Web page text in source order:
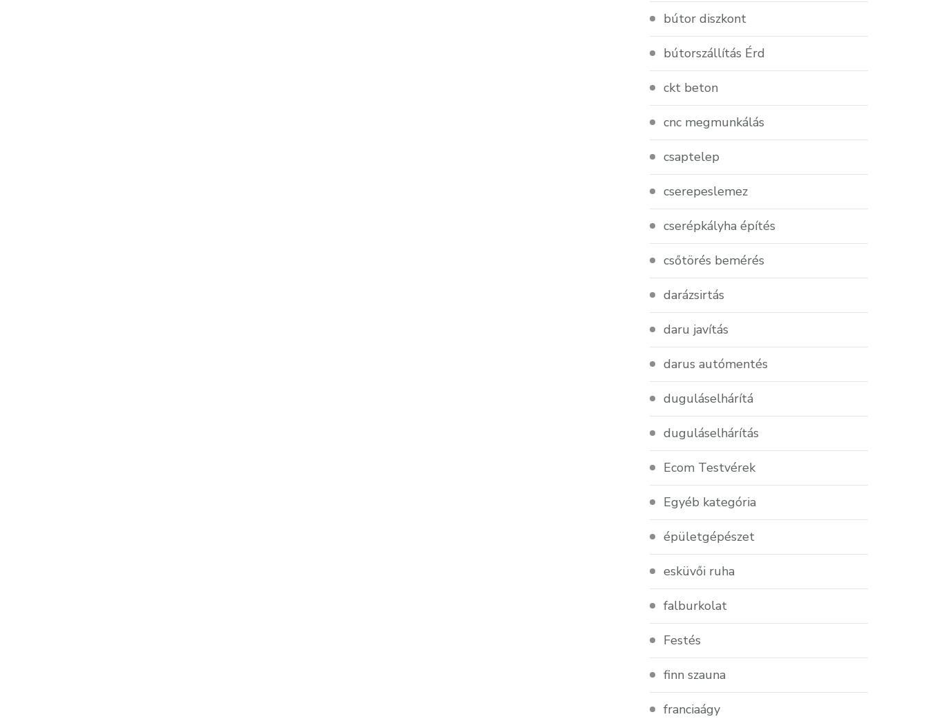
bútor diszkont
bútorszállítás Érd
ckt beton
cnc megmunkálás
csaptelep
cserepeslemez
cserépkályha építés
csőtörés bemérés
darázsirtás
daru javítás
darus autómentés
duguláselhárítá
duguláselhárítás
Ecom Testvérek
Egyéb kategória
épületgépészet
esküvői ruha
falburkolat
Festés
finn szauna
franciaágy